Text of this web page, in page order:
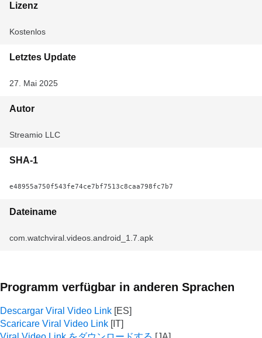
Lizenz
Kostenlos
Letztes Update
27. Mai 2025
Autor
Streamio LLC
SHA-1
e48955a750f543fe74ce7bf7513c8caa798fc7b7
Dateiname
com.watchviral.videos.android_1.7.apk
Programm verfügbar in anderen Sprachen
Descargar Viral Video Link
Scaricare Viral Video Link